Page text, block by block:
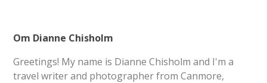
Om Dianne Chisholm
Greetings! My name is Dianne Chisholm and I'm a
travel writer and photographer from Canmore,